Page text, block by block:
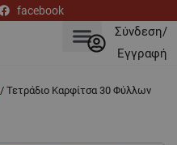
facebook
Σύνδεση/
Εγγραφή
/ Τετράδιο Kαρφίτσα 30 Φύλλων